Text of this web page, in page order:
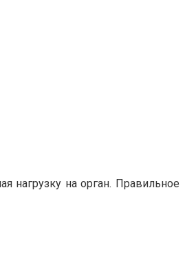
нагрузку на орган. Правильное